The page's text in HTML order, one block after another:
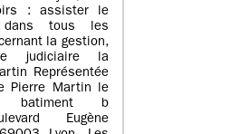
: assister le
dans tous les
la gestion,
judiciaire la
Représentée
Pierre Martin le
batiment b
Eugène